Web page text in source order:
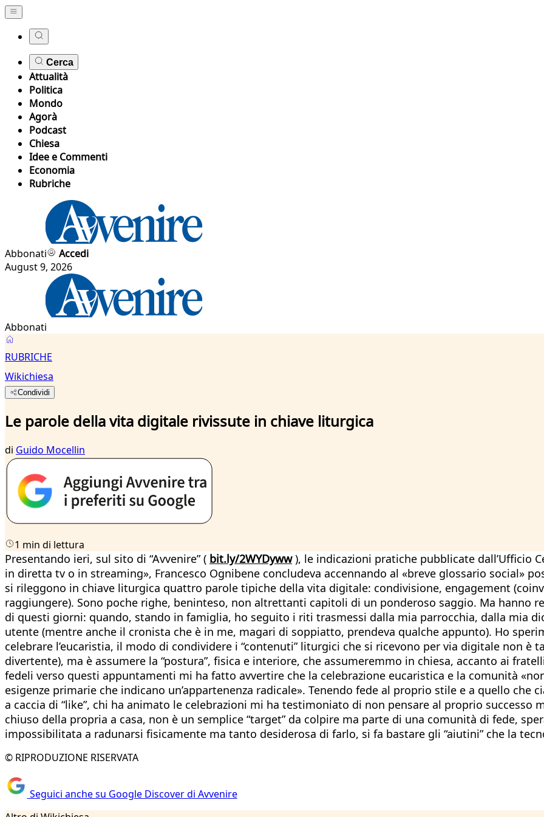
Cerca
Attualità
Politica
Mondo
Agorà
Podcast
Chiesa
Idee e Commenti
Economia
Rubriche
Abbonati
Accedi
August 9, 2026
Abbonati
RUBRICHE
Wikichiesa
Condividi
Le parole della vita digitale rivissute in chiave liturgica
di Guido Mocellin
1 min di lettura
Presentando ieri, sul sito di “Avvenire” ( bit.ly/2WYDyww), le indicazioni pratiche pubblicate dall’Ufficio
in diretta tv o in streaming», Francesco Ognibene concludeva accennando al «breve glossario social»
si rileggono in chiave liturgica quattro parole tipiche della vita digitale: condivisione, engagement
raggiungere). Sono poche righe, beninteso, non altrettanti capitoli di un ponderoso saggio. Ma hanno
di questi giorni: quando, stando in famiglia, ho seguito i riti trasmessi dalla mia parrocchia, dalla mia
utente (mentre anche il cronista che è in me, magari di soppiatto, prendeva qualche appunto). Ho
celebrare l’eucaristia, il modo di condividere i “contenuti” liturgici che si ricevono per via digitale non
divertente), ma è assumere la “postura”, fisica e interiore, che assumeremmo in chiesa, accanto ai
fedeli verso questi appuntamenti mi ha fatto avvertire che la celebrazione eucaristica e la comunità
esigenze primarie che indicano un’appartenenza radicale». Tenendo fede al proprio stile e a quello che
a caccia di “like”, chi ha animato le celebrazioni mi ha testimoniato di non pensare al proprio
chiuso della propria a casa, non è un semplice “target” da colpire ma parte di una comunità di fede,
impossibilitata a radunarsi fisicamente ma tanto desiderosa di farlo, si fa bastare gli “aiutini” che la
© RIPRODUZIONE RISERVATA
Seguici anche su Google Discover di Avvenire